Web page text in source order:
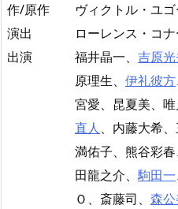
作/原作
ヴィクトル・ユ
演出
ローレンス・コ
出演
福井晶一、 吉原
原理生、 伊礼彼方
宮愛、昆夏美、唯
直人、内藤大希、
満佑子、熊谷彩春
田龍之介、駒田一
Ｏ、斎藤司、 森